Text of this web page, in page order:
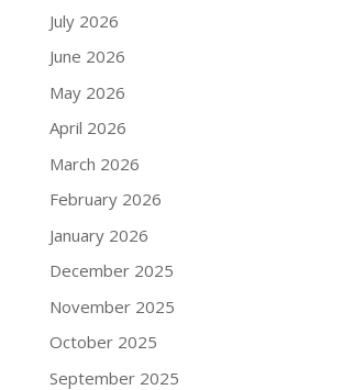
July 2026
June 2026
May 2026
April 2026
March 2026
February 2026
January 2026
December 2025
November 2025
October 2025
September 2025